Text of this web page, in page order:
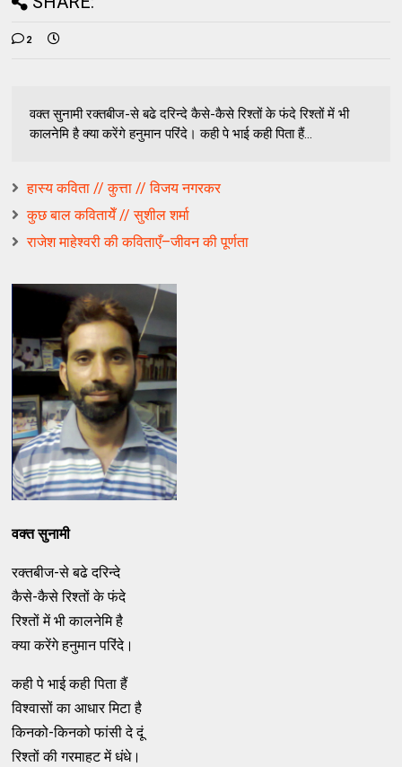
2
वक्त सुनामी रक्तबीज-से बढे दरिन्दे कैसे-कैसे रिश्तों के फंदे रिश्तों में भी
कालनेमि है क्या करेंगे हनुमान परिंदे। कही पे भाई कही पिता हैं...
हास्य कविता // कुत्ता // विजय नगरकर
कुछ बाल कवितायेँ // सुशील शर्मा
राजेश माहेश्वरी की कविताएँ–जीवन की पूर्णता
वक्त सुनामी
रक्तबीज-से बढे दरिन्दे
कैसे-कैसे रिश्तों के फंदे
रिश्तों में भी कालनेमि है
क्या करेंगे हनुमान परिंदे।
कही पे भाई कही पिता हैं
विश्वासों का आधार मिटा है
किनको-किनको फांसी दे दूं
रिश्तों की गरमाहट में धंधे।